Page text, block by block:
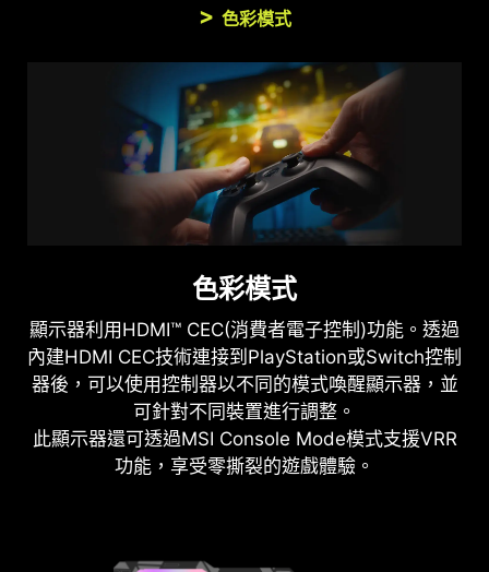
色彩模式
色彩模式
顯示器利用HDMI™ CEC(消費者電子控制)功能。透過
內建HDMI CEC技術連接到PlayStation或Switch控制
器後，可以使用控制器以不同的模式喚醒顯示器，並
可針對不同裝置進行調整。
此顯示器還可透過MSI Console Mode模式支援VRR
功能，享受零撕裂的遊戲體驗。